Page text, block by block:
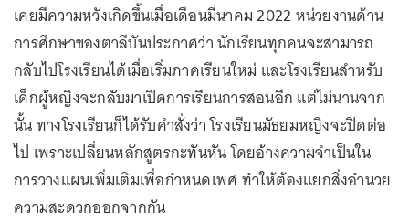
เคยมีความหวังเกิดขึ้นเมื่อเดือนมีนาคม 2022 หน่วยงานด้าน
การศึกษาของตาลีบันประกาศว่า นักเรียนทุกคนจะสามารถ
กลับไปโรงเรียนได้เมื่อเริ่มภาคเรียนใหม่ และโรงเรียนสำหรับ
เด็กผู้หญิงจะกลับมาเปิดการเรียนการสอนอีก แต่ไม่นานจาก
นั้น ทางโรงเรียนก็ได้รับคำสั่งว่า โรงเรียนมัธยมหญิงจะปิดต่อ
ไป เพราะเปลี่ยนหลักสูตรกะทันหัน โดยอ้างความจำเป็นใน
การวางแผนเพิ่มเติมเพื่อกำหนดเพศ ทำให้ต้องแยกสิ่งอำนวย
ความสะดวกออกจากกัน